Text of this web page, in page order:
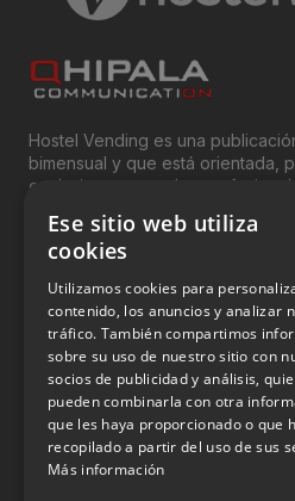
Hostel Vending es una
bimensual y que está orientada,
exclusivamente, a los
del “Vending”; nombre con el
genéricamente entre
productos y servicios a través
INFORMACIÓN LEGAL
Aviso Legal
Política de Privacidad
Política de Cookies
Política de calidad y seguridad
Ese sitio web utiliza
cookies
Utilizamos cookies para
contenido, los anuncios y analizar
tráfico. También compartimos
sobre su uso de nuestro sitio con
socios de publicidad y análisis,
pueden combinarla con otra
que les haya proporcionado o que
recopilado a partir del uso de sus
Más información